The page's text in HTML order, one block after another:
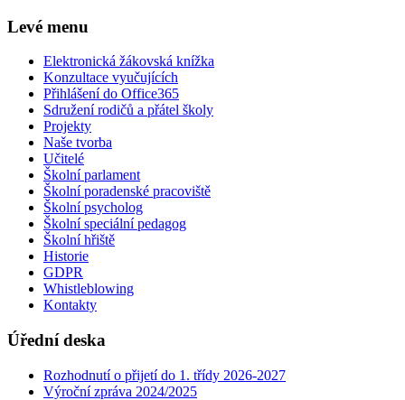
Levé menu
Elektronická žákovská knížka
Konzultace vyučujících
Přihlášení do Office365
Sdružení rodičů a přátel školy
Projekty
Naše tvorba
Učitelé
Školní parlament
Školní poradenské pracoviště
Školní psycholog
Školní speciální pedagog
Školní hřiště
Historie
GDPR
Whistleblowing
Kontakty
Úřední deska
Rozhodnutí o přijetí do 1. třídy 2026-2027
Výroční zpráva 2024/2025